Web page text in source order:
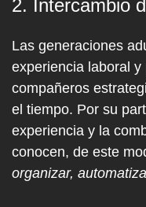
2. Intercambio
Las generaciones
experiencia laboral
compañeros
el tiempo. Por su
experiencia y la
conocen, de este
organizar,